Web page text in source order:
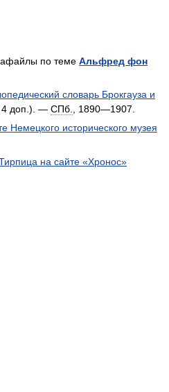
по теме Альфред фон
словарь Брокгауза и
4 доп.). — СПб.
, 1890—1907.
Немецкого исторического музея
на сайте «Хронос»